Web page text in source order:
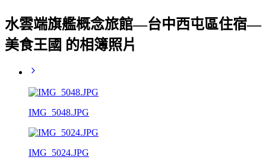
水雲端旗艦概念旅館—台中西屯區住宿—
美食王國 的相簿照片
IMG_5048.JPG
IMG_5024.JPG